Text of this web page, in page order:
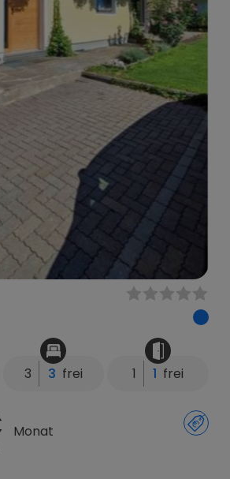
3 3 frei 1 1 frei
Monat